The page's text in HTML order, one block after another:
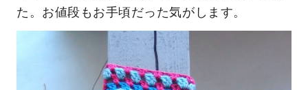
た。お値段もお手頃だった気がします。